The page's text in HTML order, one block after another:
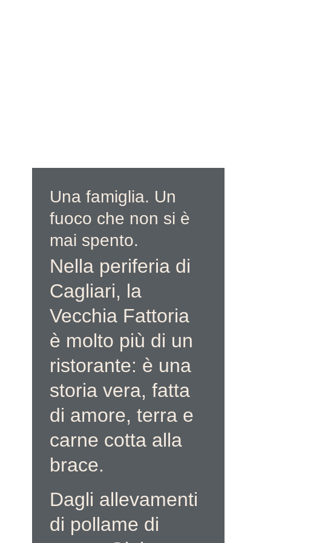
Una famiglia. Un
fuoco che non si è
mai spento.
Nella periferia di
Cagliari, la
Vecchia Fattoria
è molto più di un
ristorante: è una
storia vera, fatta
di amore, terra e
carne cotta alla
brace.
Dagli allevamenti
di pollame di